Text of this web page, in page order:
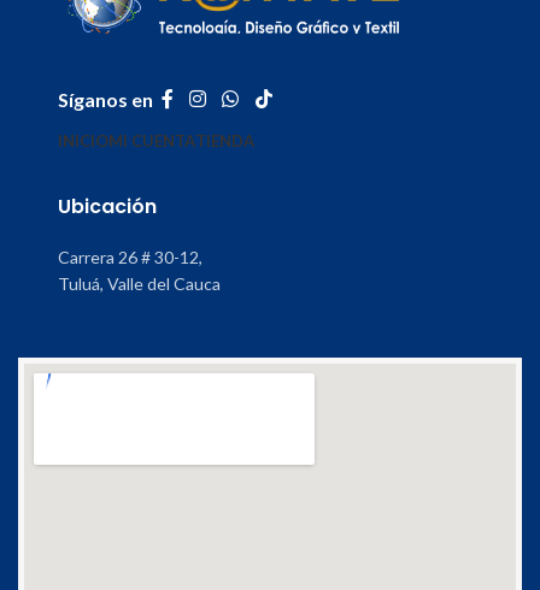
Síganos en
INICIOMI CUENTATIENDA
Ubicación
Carrera 26 # 30-12,
Tuluá, Valle del Cauca